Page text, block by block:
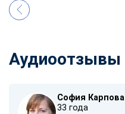
Аудиоотзывы
София Карпова
33 года